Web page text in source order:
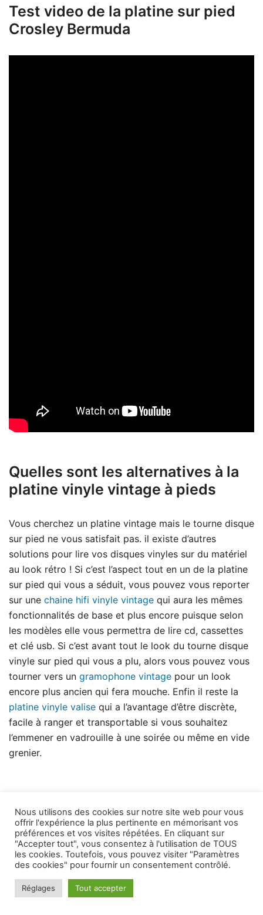
Test video de la platine sur pied
Crosley Bermuda
Quelles sont les alternatives à la
platine vinyle vintage à pieds
Vous cherchez un platine vintage mais le tourne disque
sur pied ne vous satisfait pas. il existe d’autres
solutions pour lire vos disques vinyles sur du matériel
au look rétro ! Si c’est l’aspect tout en un de la platine
sur pied qui vous a séduit, vous pouvez vous reporter
sur une chaine hifi vinyle vintage qui aura les mêmes
fonctionnalités de base et plus encore puisque selon
les modèles elle vous permettra de lire cd, cassettes
et clé usb. Si c’est avant tout le look du tourne disque
vinyle sur pied qui vous a plu, alors vous pouvez vous
tourner vers un gramophone vintage pour un look
encore plus ancien qui fera mouche. Enfin il reste la
platine vinyle valise qui a l’avantage d’être discrète,
facile à ranger et transportable si vous souhaitez
l’emmener en vadrouille à une soirée ou même en vide
grenier.
Filtrer par tarif
Prix
min
Prix
max
FILTRER Prix :90 €—310 €
Nous utilisons des cookies sur notre site web pour vous
offrir l'expérience la plus pertinente en mémorisant vos
préférences et vos visites répétées. En cliquant sur
"Accepter tout", vous consentez à l'utilisation de TOUS
les cookies. Toutefois, vous pouvez visiter "Paramètres
des cookies" pour fournir un consentement contrôlé.
Réglages Tout accepter